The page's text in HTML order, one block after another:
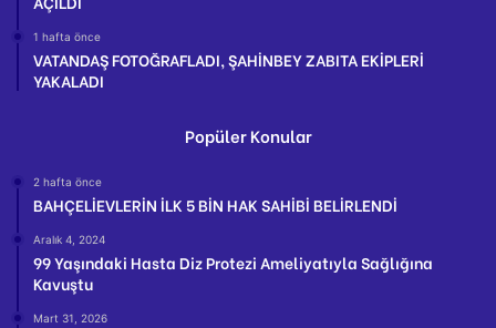
1 hafta önce
VATANDAŞ FOTOĞRAFLADI, ŞAHİNBEY ZABITA EKİPLERİ
YAKALADI
Popüler Konular
2 hafta önce
BAHÇELİEVLERİN İLK 5 BİN HAK SAHİBİ BELİRLENDİ
Aralık 4, 2024
99 Yaşındaki Hasta Diz Protezi Ameliyatıyla Sağlığına
Kavuştu
Mart 31, 2026